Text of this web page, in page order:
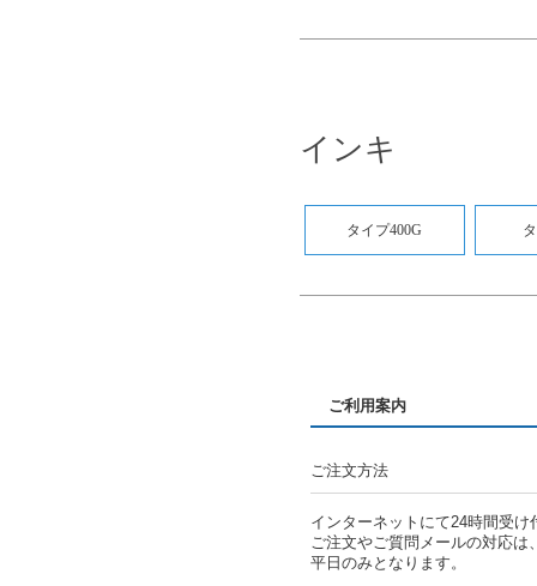
インキ
タイプ400G
ご利用案内
ご注文方法
インターネットにて24時間受け
ご注文やご質問メールの対応は
平日のみとなります。